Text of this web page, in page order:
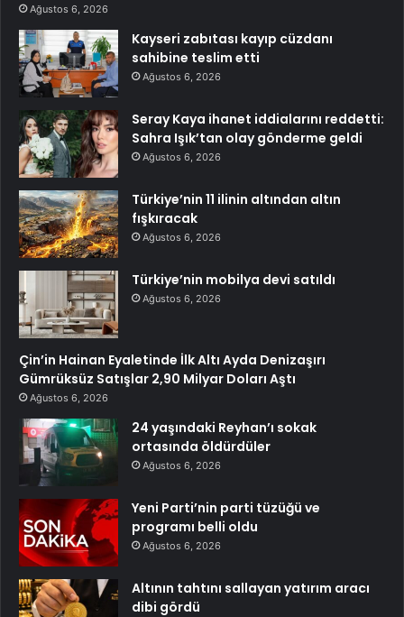
Ağustos 6, 2026
Kayseri zabıtası kayıp cüzdanı
sahibine teslim etti
Ağustos 6, 2026
Seray Kaya ihanet iddialarını reddetti:
Sahra Işık’tan olay gönderme geldi
Ağustos 6, 2026
Türkiye’nin 11 ilinin altından altın
fışkıracak
Ağustos 6, 2026
Türkiye’nin mobilya devi satıldı
Ağustos 6, 2026
Çin’in Hainan Eyaletinde İlk Altı Ayda Denizaşırı
Gümrüksüz Satışlar 2,90 Milyar Doları Aştı
Ağustos 6, 2026
24 yaşındaki Reyhan’ı sokak
ortasında öldürdüler
Ağustos 6, 2026
Yeni Parti’nin parti tüzüğü ve
programı belli oldu
Ağustos 6, 2026
Altının tahtını sallayan yatırım aracı
dibi gördü